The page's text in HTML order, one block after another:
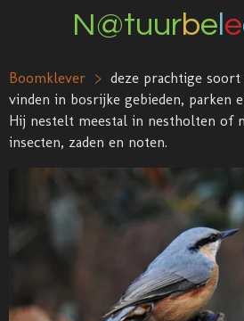
de
hoofdinhoud
N@tuurbe e
Boomklever > deze prachtige
vinden in bosrijke gebieden, parken
Hij nestelt meestal in nestholten of
insecten, zaden en noten.